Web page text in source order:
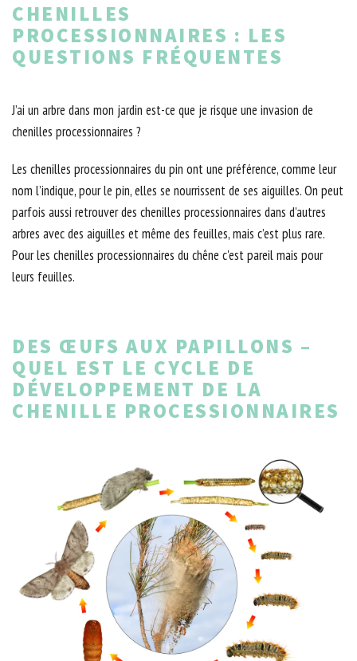
CHENILLES
PROCESSIONNAIRES : LES
QUESTIONS FRÉQUENTES
J’ai un arbre dans mon jardin est-ce que je risque une invasion de
chenilles processionnaires ?
Les chenilles processionnaires du pin ont une préférence, comme leur
nom l’indique, pour le pin, elles se nourrissent de ses aiguilles. On peut
parfois aussi retrouver des chenilles processionnaires dans d’autres
arbres avec des aiguilles et même des feuilles, mais c’est plus rare.
Pour les chenilles processionnaires du chêne c'est pareil mais pour
leurs feuilles.
DES ŒUFS AUX PAPILLONS –
QUEL EST LE CYCLE DE
DÉVELOPPEMENT DE LA
CHENILLE PROCESSIONNAIRES